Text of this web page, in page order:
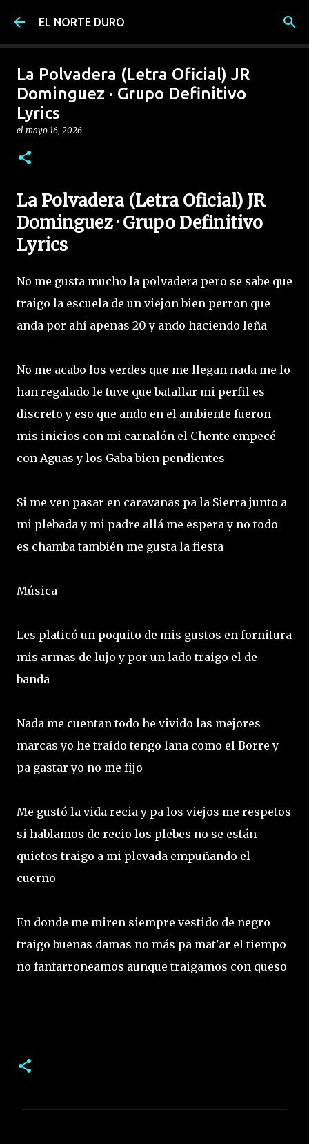
Ir al contenido principal
EL NORTE DURO
La Polvadera (Letra Oficial) JR
Dominguez · Grupo Definitivo
Lyrics
el mayo 16, 2026
La Polvadera (Letra Oficial) JR
Dominguez · Grupo Definitivo
Lyrics
No me gusta mucho la polvadera pero se sabe que
traigo la escuela de un viejon bien perron que
anda por ahí apenas 20 y ando haciendo leña
No me acabo los verdes que me llegan nada me lo
han regalado le tuve que batallar mi perfil es
discreto y eso que ando en el ambiente fueron
mis inicios con mi carnalón el Chente empecé
con Aguas y los Gaba bien pendientes
Si me ven pasar en caravanas pa la Sierra junto a
mi plebada y mi padre allá me espera y no todo
es chamba también me gusta la fiesta
Música
Les platicó un poquito de mis gustos en fornitura
mis armas de lujo y por un lado traigo el de
banda
Nada me cuentan todo he vivido las mejores
marcas yo he traído tengo lana como el Borre y
pa gastar yo no me fijo
Me gustó la vida recia y pa los viejos me respetos
si hablamos de recio los plebes no se están
quietos traigo a mi plevada empuñando el
cuerno
En donde me miren siempre vestido de negro
traigo buenas damas no más pa mat'ar el tiempo
no fanfarroneamos aunque traigamos con queso